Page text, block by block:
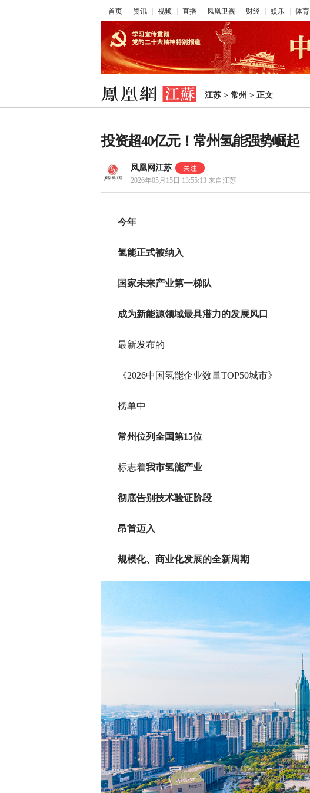
首页 资讯 视频 直播 凤凰卫视 财经 娱乐 体育
江苏 > 常州 > 正文
投资超40亿元！常州氢能强势崛起
凤凰网江苏
2026年05月15日 13:55:13 来自江苏
今年
氢能正式被纳入
国家未来产业第一梯队
成为新能源领域最具潜力的发展风口
最新发布的
《2026中国氢能企业数量TOP50城市》
榜单中
常州位列全国第15位
标志着我市氢能产业
彻底告别技术验证阶段
昂首迈入
规模化、商业化发展的全新周期